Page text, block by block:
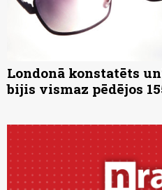
Londonā konstatēts
bijis vismaz pēdējos